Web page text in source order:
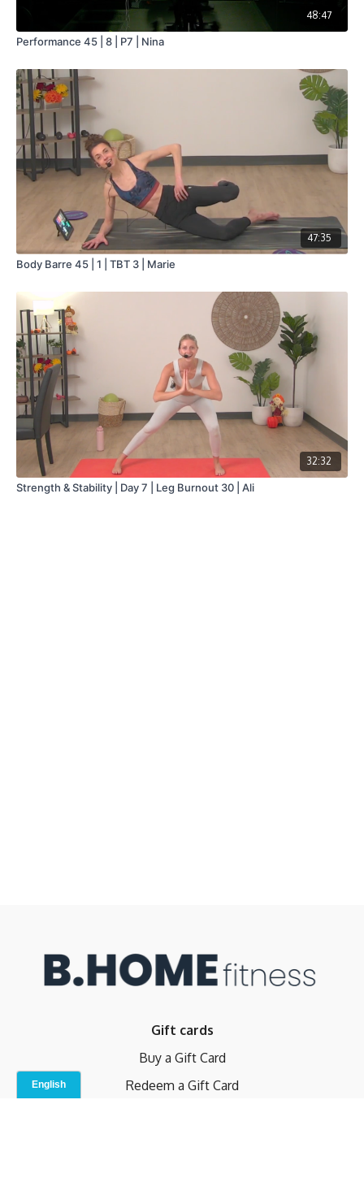
48:47
Performance 45 | 8 | P7 | Nina
47:35
Body Barre 45 | 1 | TBT 3 | Marie
32:32
Strength & Stability | Day 7 | Leg Burnout 30 | Ali
Gift cards
Buy a Gift Card
Redeem a Gift Card